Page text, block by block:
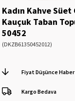
Kadın Kahve
Kauçuk Taban
50452
(DKZB61350452012)
Fiyat Düşünce
Kargo Bedava